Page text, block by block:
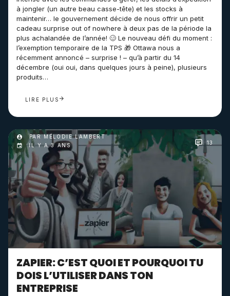
à jongler (un autre beau casse-tête) et les stocks à
maintenir… le gouvernement décide de nous offrir un petit
cadeau surprise out of nowhere à deux pas de la période la
plus achalandée de l’année! 🥴 Le nouveau défi du moment :
l’exemption temporaire de la TPS 🎁 Ottawa nous a
récemment annoncé – surprise ! – qu’à partir du 14
décembre (oui oui, dans quelques jours à peine), plusieurs
produits…
LIRE PLUS
ZAPIER: C’EST QUOI ET POURQUOI TU
DOIS L’UTILISER DANS TON
ENTREPRISE
PAR MÉLODIE LAMBERT
IL Y A 3 ANS
13